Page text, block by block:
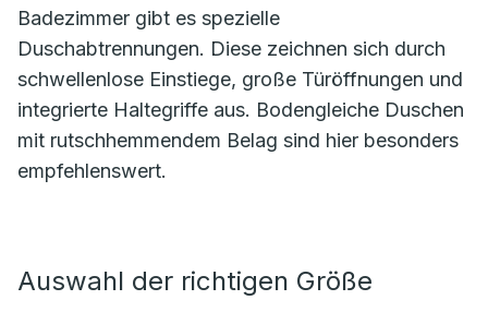
Badezimmer gibt es spezielle
Duschabtrennungen. Diese zeichnen sich durch
schwellenlose Einstiege, große Türöffnungen und
integrierte Haltegriffe aus. Bodengleiche Duschen
mit rutschhemmendem Belag sind hier besonders
empfehlenswert.
Auswahl der richtigen Größe